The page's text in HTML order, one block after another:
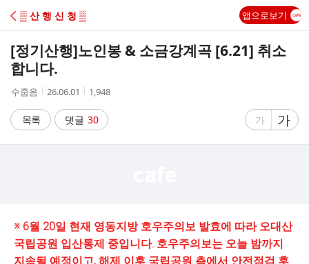
C
A
▒ 산 행 신 청 ▒ 앱으로보기
[정기산행]노인봉 & 소금강계곡 [6.21] 취소
합니다.
작
자
수줍음
작
시
간
26.06.01
조
수
1,948
목록 댓글 30
글
게
가
글
자
게
가
※ 6월 20일 현재 영동지방 호우주의보 발효에 따라 오대산
국립공원 입산통제 중입니다. 호우주의보는 오늘 밤까지
지속될 예정이고, 해제 이후 국립공원 측에서 안전점검 후